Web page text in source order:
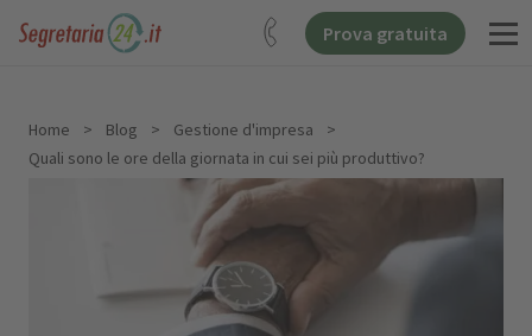
Prova gratuita
Home > Blog > Gestione d'impresa
>
Quali sono le ore della giornata in cui sei più produttivo?